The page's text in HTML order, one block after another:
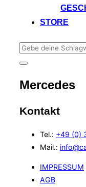
STORE
Suchen
nach:
Seitenleiste
Navigation
umschalten
Mercedes
Kontakt
Tel.: +49 (0)
Mail.:
IMPRESSUM
AGB